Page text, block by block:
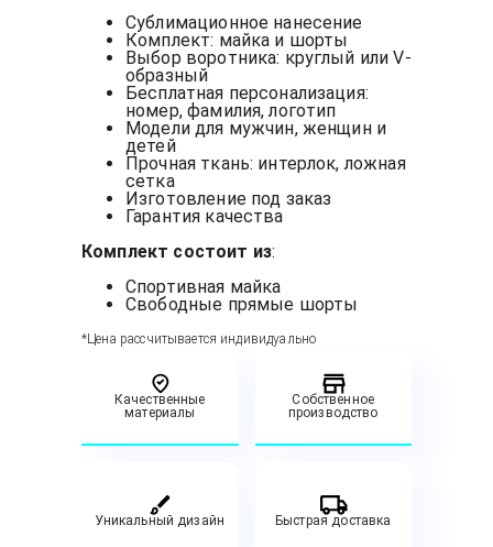
Сублимационное нанесение
Комплект: майка и шорты
Выбор воротника: круглый или V-
образный
Бесплатная персонализация:
номер, фамилия, логотип
Модели для мужчин, женщин и
детей
Прочная ткань: интерлок, ложная
сетка
Изготовление под заказ
Гарантия качества
Комплект состоит из:
Спортивная майка
Свободные прямые шорты
*Цена рассчитывается индивидуально
Качественные
материалы
Собственное
производство
Уникальный дизайн Быстрая доставка